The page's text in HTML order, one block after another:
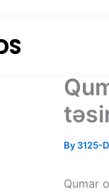
By 3125-
Qumar